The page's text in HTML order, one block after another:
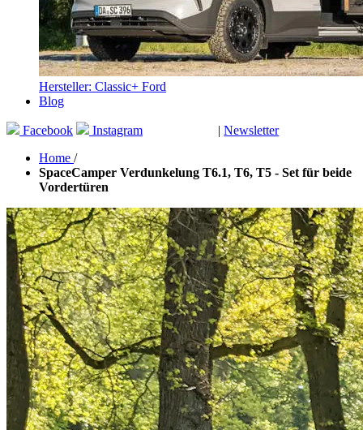
Hersteller: Classic+ Ford
Blog
Facebook Instagram | Newsletter
Home /
SpaceCamper Verdunkelung T6.1, T6, T5 - Set für beide
Vordertüren